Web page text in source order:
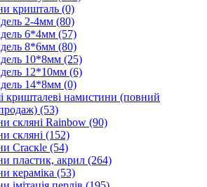
кришталь (0)
2-4мм (80)
6*4мм (57)
8*6мм (80)
10*8мм (25)
12*10мм (6)
14*8мм (0)
кришталеві намистини (повний
(53)
скляні Rainbow (90)
скляні (152)
Cracкle (54)
пластик, акрил (264)
кераміка (53)